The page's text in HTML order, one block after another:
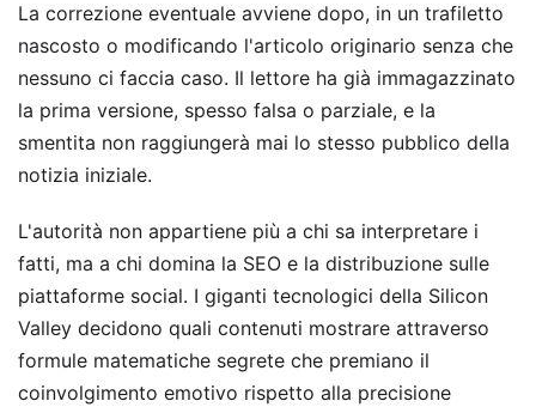
La correzione eventuale avviene dopo, in un trafiletto
nascosto o modificando l'articolo originario senza che
nessuno ci faccia caso. Il lettore ha già immagazzinato
la prima versione, spesso falsa o parziale, e la
smentita non raggiungerà mai lo stesso pubblico della
notizia iniziale.
L'autorità non appartiene più a chi sa interpretare i
fatti, ma a chi domina la SEO e la distribuzione sulle
piattaforme social. I giganti tecnologici della Silicon
Valley decidono quali contenuti mostrare attraverso
formule matematiche segrete che premiano il
coinvolgimento emotivo rispetto alla precisione